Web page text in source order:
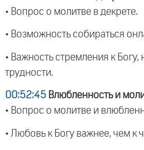
• Вопрос о молитве в декрете.
• Возможность собираться
• Важность стремления к Богу,
трудности.
00:52:45 Влюбленность и
• Вопрос о молитве и
• Любовь к Богу важнее, чем к